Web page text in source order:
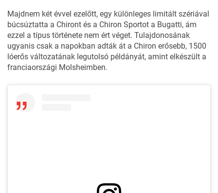
Majdnem két évvel ezelőtt, egy különleges limitált szériával
búcsúztatta a Chiront és a Chiron Sportot a Bugatti, ám
ezzel a típus története nem ért véget. Tulajdonosának
ugyanis csak a napokban adták át a Chiron erősebb, 1500
lóerős változatának legutolsó példányát, amint elkészült a
franciaországi Molsheimben.